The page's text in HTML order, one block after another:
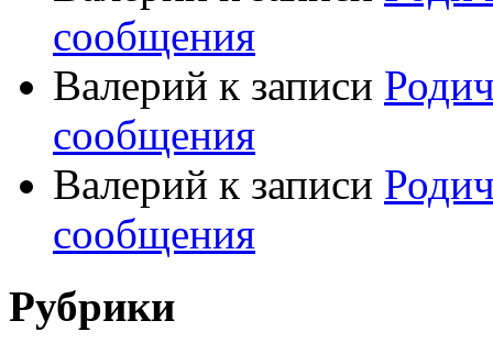
сообщения
Валерий к записи
сообщения
Валерий к записи
сообщения
Рубрики